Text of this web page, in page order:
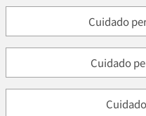
Cuidado
Cuidado